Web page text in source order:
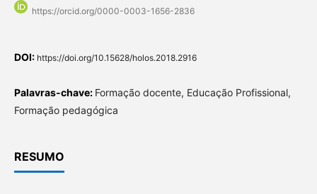
https://orcid.org/0000-0003-1656-2836
DOI: https://doi.org/10.15628/holos.2018.2916
Palavras-chave: Formação docente, Educação Profissional,
Formação pedagógica
RESUMO